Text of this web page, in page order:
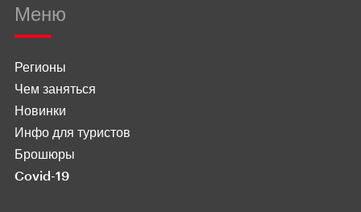
Меню
Регионы
Чем заняться
Новинки
Инфо для туристов
Брошюры
Covid-19